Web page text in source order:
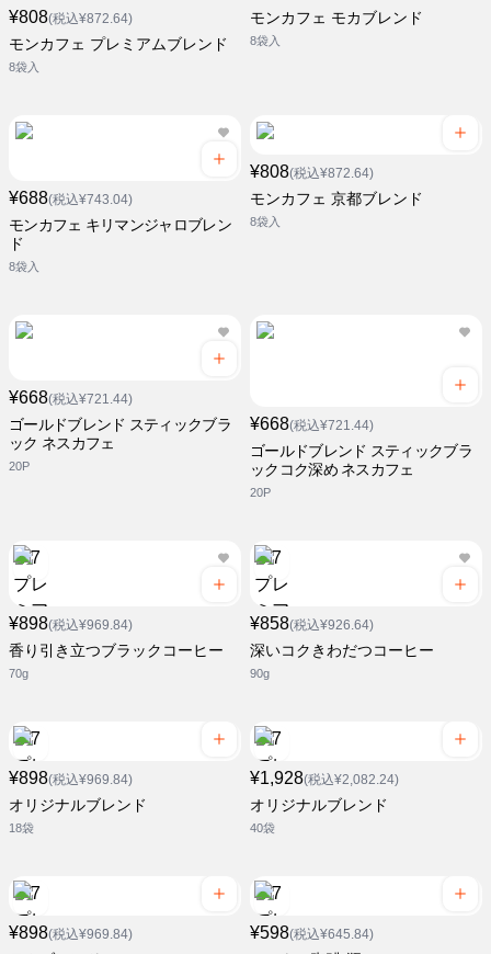
¥808(税込¥872.64)
モンカフェ プレミアムブレンド
8袋入
モンカフェ モカブレンド
8袋入
¥688(税込¥743.04)
モンカフェ キリマンジャロブレン
ド
8袋入
¥808(税込¥872.64)
モンカフェ 京都ブレンド
8袋入
¥668(税込¥721.44)
ゴールドブレンド スティックブラ
ック ネスカフェ
20P
¥668(税込¥721.44)
ゴールドブレンド スティックブラ
ックコク深め ネスカフェ
20P
¥898(税込¥969.84)
香り引き立つブラックコーヒー
70g
¥858(税込¥926.64)
深いコクきわだつコーヒー
90g
¥898(税込¥969.84)
オリジナルブレンド
18袋
¥1,928(税込¥2,082.24)
オリジナルブレンド
40袋
¥898(税込¥969.84) ¥598(税込¥645.84)